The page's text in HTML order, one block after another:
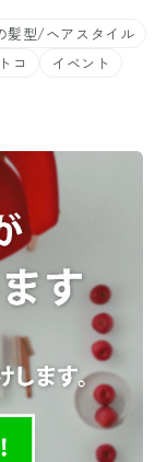
髪型/ヘアスタイル
コ
イベント